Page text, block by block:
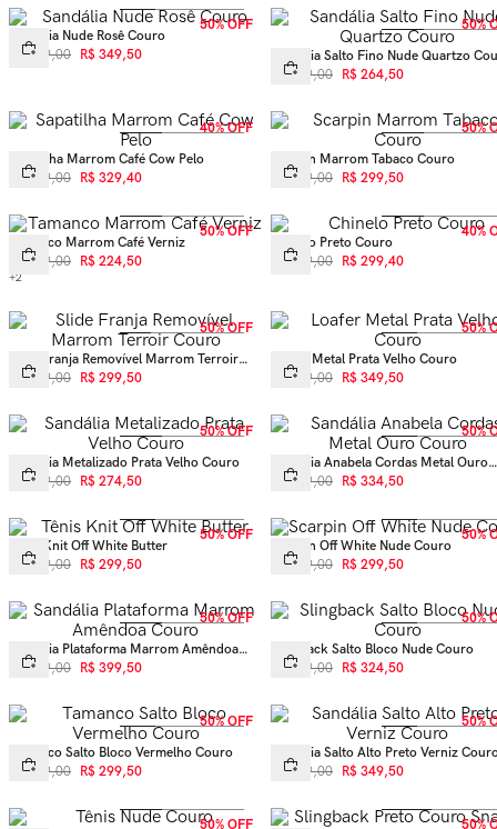
50% OFF
Sandália Nude Rosê Couro
R$ 699,00 R$ 349,50
50%
Sandália Salto Fino Nude Quartzo
R$ 529,00 R$ 264,50
40% OFF
Sapatilha Marrom Café Cow Pelo
R$ 549,00 R$ 329,40
50%
Scarpin Marrom Tabaco Couro
R$ 599,00 R$ 299,50
50% OFF
Tamanco Marrom Café Verniz
R$ 449,00 R$ 224,50
+2
40%
Chinelo Preto Couro
R$ 499,00 R$ 299,40
50% OFF
Slide Franja Removível Marrom Terroir
Couro
R$ 599,00 R$ 299,50
50%
Loafer Metal Prata Velho Couro
R$ 699,00 R$ 349,50
50% OFF
Sandália Metalizado Prata Velho Couro
R$ 549,00 R$ 274,50
50%
Sandália Anabela Cordas Metal Ouro
Couro
R$ 669,00 R$ 334,50
50% OFF
Tênis Knit Off White Butter
R$ 599,00 R$ 299,50
50%
Scarpin Off White Nude Couro
R$ 599,00 R$ 299,50
50% OFF
Sandália Plataforma Marrom Amêndoa
Couro
R$ 799,00 R$ 399,50
50%
Slingback Salto Bloco Nude Couro
R$ 649,00 R$ 324,50
50% OFF
Tamanco Salto Bloco Vermelho Couro
R$ 599,00 R$ 299,50
50%
Sandália Salto Alto Preto Verniz
R$ 699,00 R$ 349,50
50% OFF 50%